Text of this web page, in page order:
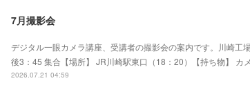
7月撮影会
デジタル一眼カメラ講座、受講者の撮影会の案内です。川崎
後3：45 集合【場所】 JR川崎駅東口（18：20）【持ち物】 カ
2026.07.21 04:59